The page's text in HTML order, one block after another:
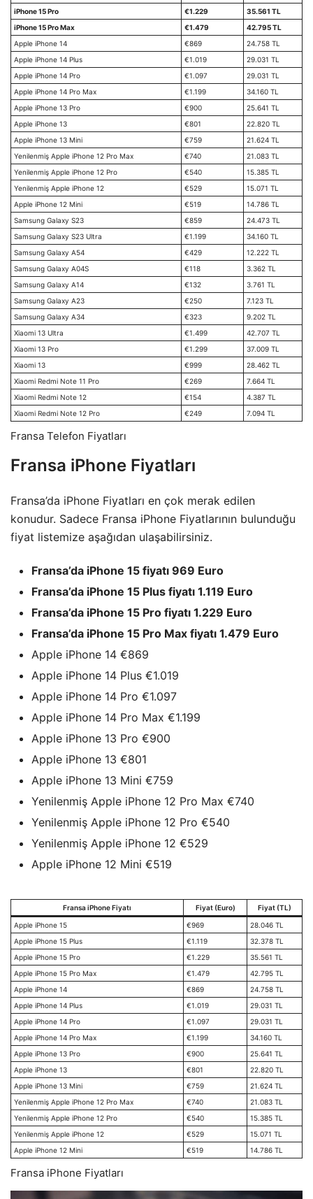
iPhone 15 Pro €1.229
35.561 TL
iPhone 15 Pro Max
€1.479
42.795 TL
Apple iPhone 14
€869
24.758 TL
Apple iPhone 14 Plus
€1.019
29.031 TL
Apple iPhone 14 Pro
€1.097
29.031 TL
Apple iPhone 14 Pro Max
€1.199
34.160 TL
Apple iPhone 13 Pro
€900
25.641 TL
Apple iPhone 13
€801
22.820 TL
Apple iPhone 13 Mini
€759
21.624 TL
Yenilenmiş Apple iPhone 12 Pro Max
€740
21.083 TL
Yenilenmiş Apple iPhone 12 Pro
€540
15.385 TL
Yenilenmiş Apple iPhone 12
€529
15.071 TL
Apple iPhone 12 Mini
€519
14.786 TL
Samsung Galaxy S23
€859
24.473 TL
Samsung Galaxy S23 Ultra
€1.199
34.160 TL
Samsung Galaxy A54
€429
12.222 TL
Samsung Galaxy A04S
€118
3.362 TL
Samsung Galaxy A14
€132
3.761 TL
Samsung Galaxy A23
€250
7.123 TL
Samsung Galaxy A34
€323
9.202 TL
Xiaomi 13 Ultra
€1.499
42.707 TL
Xiaomi 13 Pro
€1.299
37.009 TL
Xiaomi 13
€999
28.462 TL
Xiaomi Redmi Note 11 Pro
€269
7.664 TL
Xiaomi Redmi Note 12
€154
4.387 TL
Xiaomi Redmi Note 12 Pro
€249 7.094 TL
Fransa Telefon Fiyatları
Fransa iPhone Fiyatları
Fransa’da iPhone Fiyatları en çok merak edilen
konudur. Sadece Fransa iPhone Fiyatlarının bulunduğu
fiyat listemize aşağıdan ulaşabilirsiniz.
Fransa’da iPhone 15 fiyatı 969 Euro
Fransa’da iPhone 15 Plus fiyatı 1.119 Euro
Fransa’da iPhone 15 Pro fiyatı 1.229 Euro
Fransa’da iPhone 15 Pro Max fiyatı 1.479 Euro
Apple iPhone 14 €869
Apple iPhone 14 Plus €1.019
Apple iPhone 14 Pro €1.097
Apple iPhone 14 Pro Max €1.199
Apple iPhone 13 Pro €900
Apple iPhone 13 €801
Apple iPhone 13 Mini €759
Yenilenmiş Apple iPhone 12 Pro Max €740
Yenilenmiş Apple iPhone 12 Pro €540
Yenilenmiş Apple iPhone 12 €529
Apple iPhone 12 Mini €519
Fransa iPhone Fiyatı Fiyat (Euro) Fiyat (TL)
Apple iPhone 15 €969
28.046 TL
Apple iPhone 15 Plus
€1.119
32.378 TL
Apple iPhone 15 Pro
€1.229
35.561 TL
Apple iPhone 15 Pro Max
€1.479
42.795 TL
Apple iPhone 14
€869
24.758 TL
Apple iPhone 14 Plus
€1.019
29.031 TL
Apple iPhone 14 Pro
€1.097
29.031 TL
Apple iPhone 14 Pro Max
€1.199
34.160 TL
Apple iPhone 13 Pro
€900
25.641 TL
Apple iPhone 13
€801
22.820 TL
Apple iPhone 13 Mini
€759
21.624 TL
Yenilenmiş Apple iPhone 12 Pro Max
€740
21.083 TL
Yenilenmiş Apple iPhone 12 Pro
€540
15.385 TL
Yenilenmiş Apple iPhone 12
€529
15.071 TL
Apple iPhone 12 Mini
€519 14.786 TL
Fransa iPhone Fiyatları